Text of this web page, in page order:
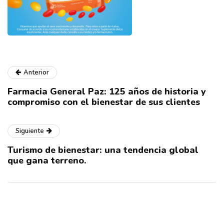
Anterior
Farmacia General Paz: 125 años de historia y
compromiso con el bienestar de sus clientes
Siguiente
Turismo de bienestar: una tendencia global
que gana terreno.